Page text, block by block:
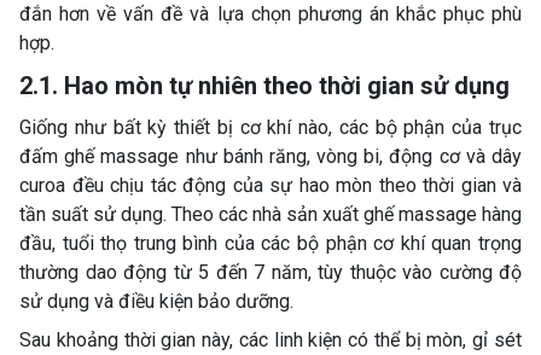
đắn hơn về vấn đề và lựa chọn phương án khắc phục phù
hợp.
2.1. Hao mòn tự nhiên theo thời gian sử dụng
Giống như bất kỳ thiết bị cơ khí nào, các bộ phận của trục
đấm ghế massage như bánh răng, vòng bi, động cơ và dây
curoa đều chịu tác động của sự hao mòn theo thời gian và
tần suất sử dụng. Theo các nhà sản xuất ghế massage hàng
đầu, tuổi thọ trung bình của các bộ phận cơ khí quan trọng
thường dao động từ 5 đến 7 năm, tùy thuộc vào cường độ
sử dụng và điều kiện bảo dưỡng.
Sau khoảng thời gian này, các linh kiện có thể bị mòn, gỉ sét